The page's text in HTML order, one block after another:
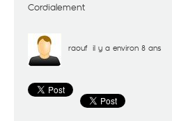
Cordialement
raouf il y a environ 8 ans